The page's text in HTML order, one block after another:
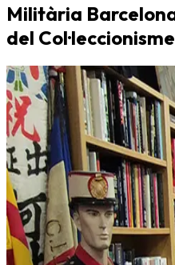
Militària
del